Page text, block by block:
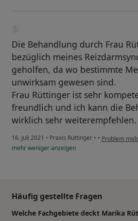
Die Behandlung durch Frau
bezüglich meines
geholfen, da wo bestimmte
unwirksam gewesen sind.
Frau Rüttinger ist sehr
freundlich und ich kann die
wirklich sehr weiterempfehlen.
16. Juli 2021 • Praxis Rüttinger • • Problem
mehrwenigeranzeigen
Häufig gestellte Fragen
Welche Fachgebiete deckt Marika